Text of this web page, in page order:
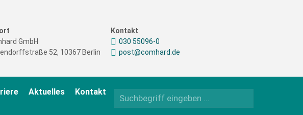
GmbH
52, 10367 Berlin
Kontakt
030 55096-0
post@comhard.de
Aktuelles Kontakt